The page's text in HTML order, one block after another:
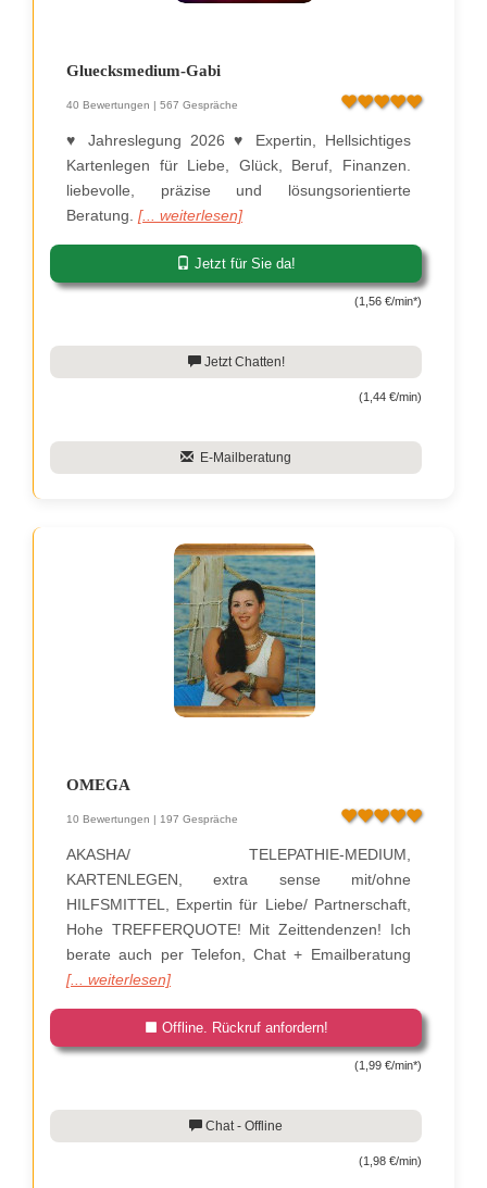
Gluecksmedium-Gabi
40 Bewertungen | 567 Gespräche
♥ Jahreslegung 2026 ♥ Expertin, Hellsichtiges
Kartenlegen für Liebe, Glück, Beruf, Finanzen.
liebevolle, präzise und lösungsorientierte
Beratung. [... weiterlesen]
Jetzt für Sie da!
(1,56 €/min*)
Jetzt Chatten!
(1,44 €/min)
E-Mailberatung
OMEGA
10 Bewertungen | 197 Gespräche
AKASHA/ TELEPATHIE-MEDIUM,
KARTENLEGEN, extra sense mit/ohne
HILFSMITTEL, Expertin für Liebe/ Partnerschaft,
Hohe TREFFERQUOTE! Mit Zeittendenzen! Ich
berate auch per Telefon, Chat + Emailberatung
[... weiterlesen]
Offline. Rückruf anfordern!
(1,99 €/min*)
Chat - Offline
(1,98 €/min)